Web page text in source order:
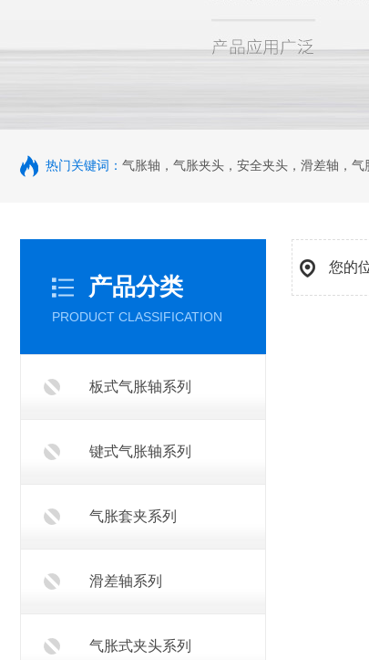
热门关键词： 气胀轴 ， 气胀夹头 ， 安全夹头 ， 滑差轴 ， 气
产品分类
PRODUCT CLASSIFICATION
板式气胀轴系列
键式气胀轴系列
气胀套夹系列
滑差轴系列
气胀式夹头系列
您的